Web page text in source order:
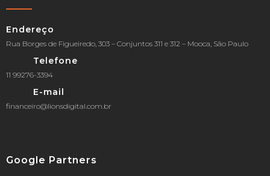
Endereço
Rua Borges de Figueiredo, 303 – Conjuntos 311 e 312 – Mooca, São Paulo
Telefone
11 99276-3394
E-mail
financeiro@lionsdigital.com.br
Google Partners